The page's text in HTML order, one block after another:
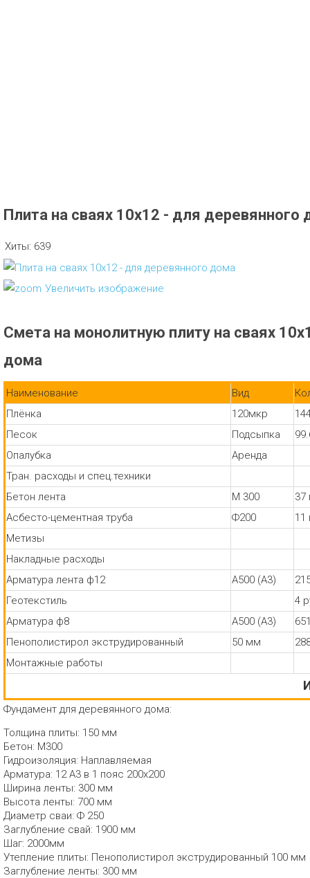
Плита на сваях 10х12 - для деревянного
Хиты: 639
Увеличить изображение
Смета на монолитную плиту на сваях
дома
Наименование Вид
Плёнка
120мкр
Песок
Подсыпка
Опалубка
Аренда
Тран. расходы и спец.техники
Бетон лента
М 300
37
Асбесто-цементная труба
Ф200
11
Метизы
Накладные расходы
Арматура лента ф12
А500 (А3)
Геотекстиль
4
Арматура ф8
А500 (А3)
Пенополистирол экструдированный
50 мм
Монтажные работы
Фундамент для деревянного дома:
Толщина плиты: 150 мм
Бетон: М300
Гидроизоляция: Наплавляемая
Арматура: 12 А3 в 1 пояс 200x200
Ширина ленты: 300 мм
Высота ленты: 700 мм
Диаметр сваи: Ф 250
Заглубление свай: 1900 мм
Шаг: 2000мм
Утепление плиты: Пенополистирол экструдированный 100 мм
Заглубление ленты: 300 мм